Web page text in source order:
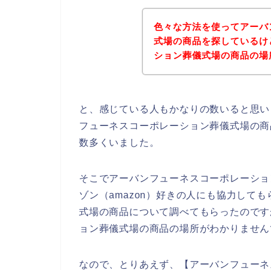
色々な方法を使ってアー
式場の商品を探している
ション葬儀式場の商品の場
と、感じている人もかなりの数いると思
フューネスコーポレーション葬儀式場の
数多くいました。
そこでアーバンフューネスコーポレーシ
ゾン（amazon）好きの人にも協力して
式場の商品について調べてもらったので
ョン葬儀式場の商品の場所がわかりません
なので、とりあえず、【アーバンフュー